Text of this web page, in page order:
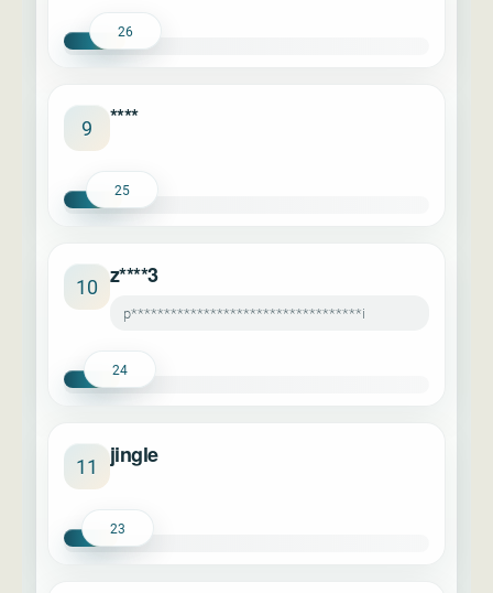
26
9 ****
25
10 z****3
p***********************************i
24
11 jingle
23